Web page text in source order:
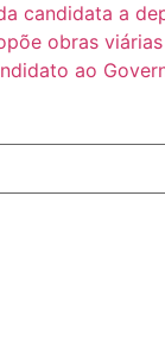
candidata a
obras
ao